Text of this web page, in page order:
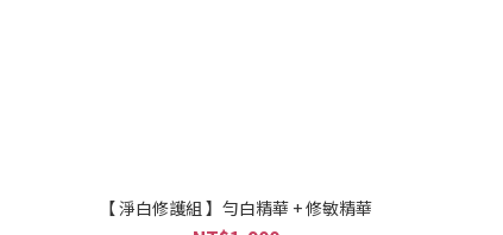
【 淨白修護組 】勻白精華 + 修敏精華